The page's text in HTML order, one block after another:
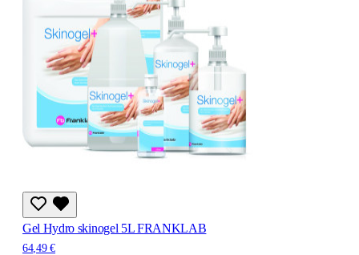
Gel Hydro skinogel 5L FRANKLAB
64,49 €